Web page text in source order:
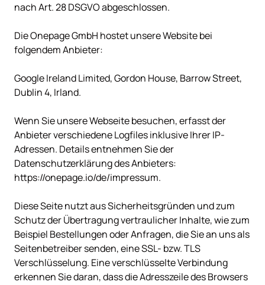
nach Art. 28 DSGVO abgeschlossen.
Die Onepage GmbH hostet unsere Website bei
folgendem Anbieter:
Google Ireland Limited, Gordon House, Barrow Street,
Dublin 4, Irland.
Wenn Sie unsere Webseite besuchen, erfasst der
Anbieter verschiedene Logfiles inklusive Ihrer IP-
Adressen. Details entnehmen Sie der
Datenschutzerklärung des Anbieters:
https://onepage.io/de/impressum.
Diese Seite nutzt aus Sicherheitsgründen und zum
Schutz der Übertragung vertraulicher Inhalte, wie zum
Beispiel Bestellungen oder Anfragen, die Sie an uns als
Seitenbetreiber senden, eine SSL- bzw. TLS
Verschlüsselung. Eine verschlüsselte Verbindung
erkennen Sie daran, dass die Adresszeile des Browsers